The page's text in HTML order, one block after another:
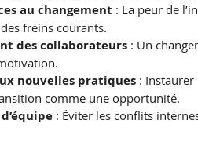
au changement : La peur de
freins courants.
des collaborateurs : Un
nouvelles pratiques :
comme une opportunité.
: Éviter les conflits